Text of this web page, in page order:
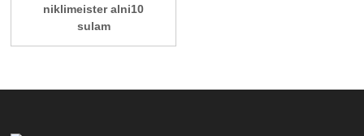
niklimeister alni10
sulam